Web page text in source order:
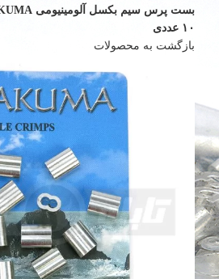
۱۰ عددی
بازگشت به محصولات